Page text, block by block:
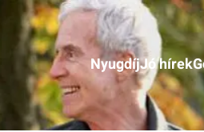
NyugdíjJó hírek